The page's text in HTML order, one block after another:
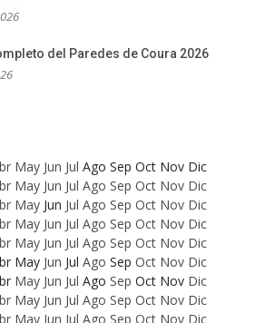
del Paredes de Coura 2026
May Jun Jul Ago Sep Oct Nov Dic
May Jun Jul Ago Sep Oct Nov Dic
May Jun Jul Ago Sep Oct Nov Dic
May Jun Jul Ago Sep Oct Nov Dic
May Jun Jul Ago Sep Oct Nov Dic
May Jun Jul Ago Sep Oct Nov Dic
May Jun Jul Ago Sep Oct Nov Dic
May Jun Jul Ago Sep Oct Nov Dic
May Jun Jul Ago Sep Oct Nov Dic